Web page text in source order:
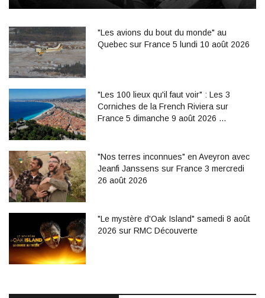
"Les avions du bout du monde" au
Quebec sur France 5 lundi 10 août 2026
"Les 100 lieux qu'il faut voir" : Les 3
Corniches de la French Riviera sur
France 5 dimanche 9 août 2026 …
"Nos terres inconnues" en Aveyron avec
Jeanfi Janssens sur France 3 mercredi
26 août 2026
"Le mystère d'Oak Island" samedi 8 août
2026 sur RMC Découverte